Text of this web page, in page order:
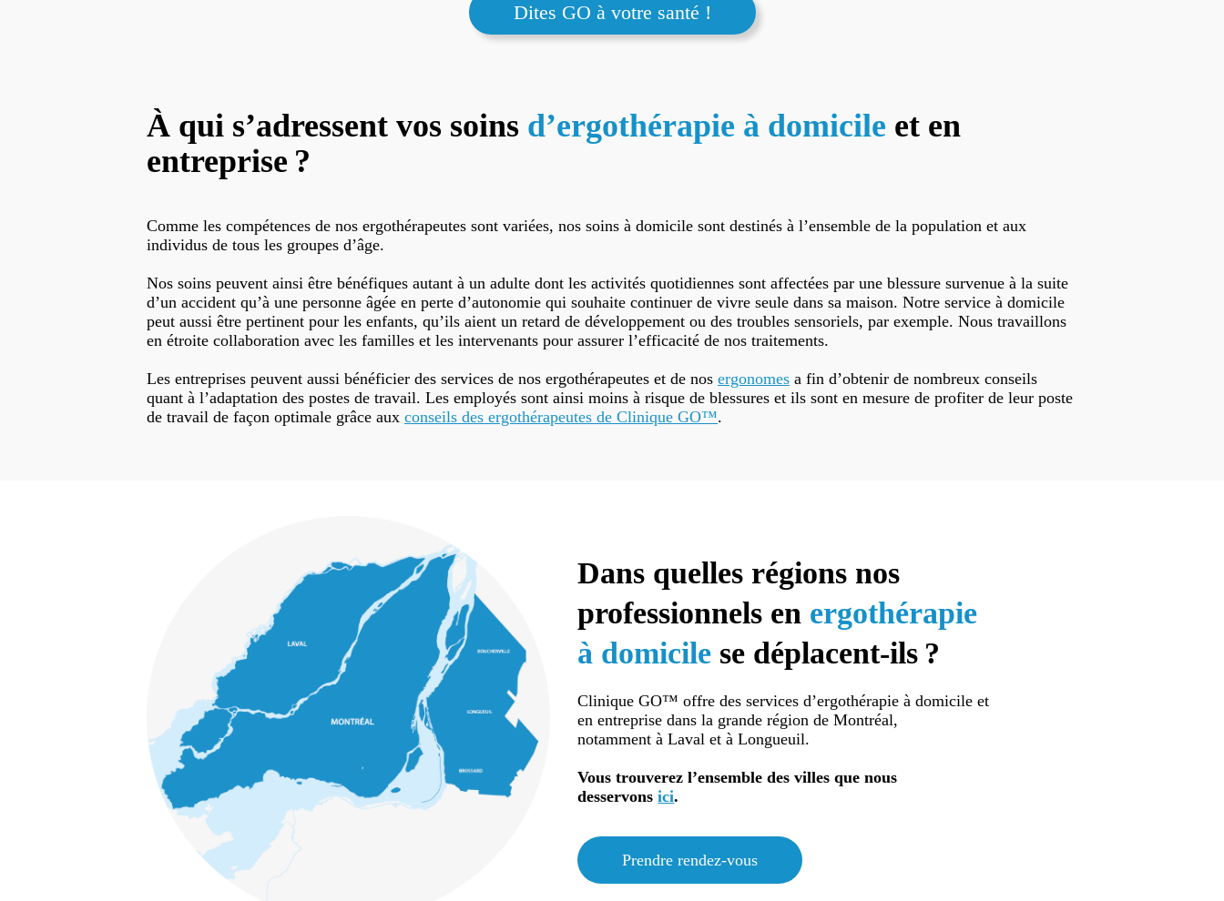
Dites GO à votre santé !
À qui s’adressent vos soins d’ergothérapie à domicile et en
entreprise ?
Comme les compétences de nos ergothérapeutes sont variées, nos soins à domicile sont destinés à l’ensemble de la population et aux
individus de tous les groupes d’âge.
Nos soins peuvent ainsi être bénéfiques autant à un adulte dont les activités quotidiennes sont affectées par une blessure survenue à la suite
d’un accident qu’à une personne âgée en perte d’autonomie qui souhaite continuer de vivre seule dans sa maison. Notre service à domicile
peut aussi être pertinent pour les enfants, qu’ils aient un retard de développement ou des troubles sensoriels, par exemple. Nous travaillons
en étroite collaboration avec les familles et les intervenants pour assurer l’efficacité de nos traitements.
Les entreprises peuvent aussi bénéficier des services de nos ergothérapeutes et de nos ergonomes a fin d’obtenir de nombreux conseils
quant à l’adaptation des postes de travail. Les employés sont ainsi moins à risque de blessures et ils sont en mesure de profiter de leur poste
de travail de façon optimale grâce aux conseils des ergothérapeutes de Clinique GO™.
Dans quelles régions nos
professionnels en ergothérapie
à domicile se déplacent-ils ?
Clinique GO™ offre des services d’ergothérapie à domicile et
en entreprise dans la grande région de Montréal,
notamment à Laval et à Longueuil.
Vous trouverez l’ensemble des villes que nous
desservonsici.
Prendre rendez-vous